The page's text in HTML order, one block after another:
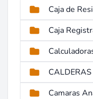
Caja de
CALDERAS
Camaras